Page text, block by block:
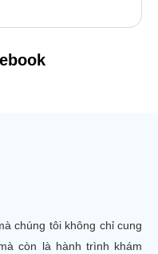
chúng tôi không chỉ cung
còn là hành trình khám